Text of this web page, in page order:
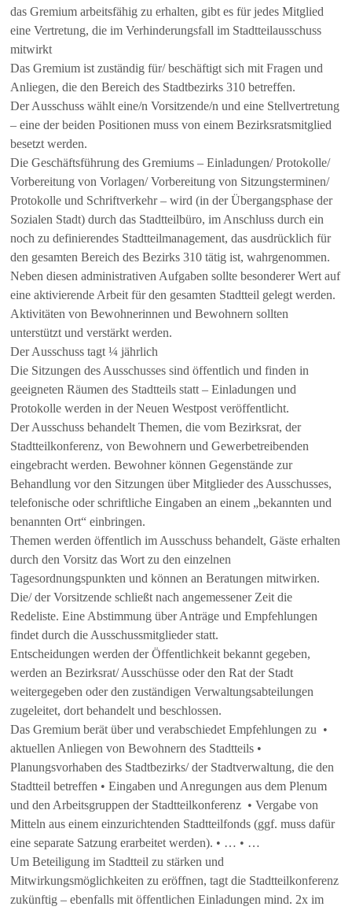
das Gremium arbeitsfähig zu erhalten, gibt es für jedes Mitglied
eine Vertretung, die im Verhinderungsfall im Stadtteilausschuss
mitwirkt
Das Gremium ist zuständig für/ beschäftigt sich mit Fragen und
Anliegen, die den Bereich des Stadtbezirks 310 betreffen.
Der Ausschuss wählt eine/n Vorsitzende/n und eine Stellvertretung
– eine der beiden Positionen muss von einem Bezirksratsmitglied
besetzt werden.
Die Geschäftsführung des Gremiums – Einladungen/ Protokolle/
Vorbereitung von Vorlagen/ Vorbereitung von Sitzungsterminen/
Protokolle und Schriftverkehr – wird (in der Übergangsphase der
Sozialen Stadt) durch das Stadtteilbüro, im Anschluss durch ein
noch zu definierendes Stadtteilmanagement, das ausdrücklich für
den gesamten Bereich des Bezirks 310 tätig ist, wahrgenommen.
Neben diesen administrativen Aufgaben sollte besonderer Wert auf
eine aktivierende Arbeit für den gesamten Stadtteil gelegt werden.
Aktivitäten von Bewohnerinnen und Bewohnern sollten
unterstützt und verstärkt werden.
Der Ausschuss tagt ¼ jährlich
Die Sitzungen des Ausschusses sind öffentlich und finden in
geeigneten Räumen des Stadtteils statt – Einladungen und
Protokolle werden in der Neuen Westpost veröffentlicht.
Der Ausschuss behandelt Themen, die vom Bezirksrat, der
Stadtteilkonferenz, von Bewohnern und Gewerbetreibenden
eingebracht werden. Bewohner können Gegenstände zur
Behandlung vor den Sitzungen über Mitglieder des Ausschusses,
telefonische oder schriftliche Eingaben an einem „bekannten und
benannten Ort“ einbringen.
Themen werden öffentlich im Ausschuss behandelt, Gäste erhalten
durch den Vorsitz das Wort zu den einzelnen
Tagesordnungspunkten und können an Beratungen mitwirken.
Die/ der Vorsitzende schließt nach angemessener Zeit die
Redeliste. Eine Abstimmung über Anträge und Empfehlungen
findet durch die Ausschussmitglieder statt.
Entscheidungen werden der Öffentlichkeit bekannt gegeben,
werden an Bezirksrat/ Ausschüsse oder den Rat der Stadt
weitergegeben oder den zuständigen Verwaltungsabteilungen
zugeleitet, dort behandelt und beschlossen.
Das Gremium berät über und verabschiedet Empfehlungen zu •
aktuellen Anliegen von Bewohnern des Stadtteils •
Planungsvorhaben des Stadtbezirks/ der Stadtverwaltung, die den
Stadtteil betreffen • Eingaben und Anregungen aus dem Plenum
und den Arbeitsgruppen der Stadtteilkonferenz • Vergabe von
Mitteln aus einem einzurichtenden Stadtteilfonds (ggf. muss dafür
eine separate Satzung erarbeitet werden). • … • …
Um Beteiligung im Stadtteil zu stärken und
Mitwirkungsmöglichkeiten zu eröffnen, tagt die Stadtteilkonferenz
zukünftig – ebenfalls mit öffentlichen Einladungen mind. 2x im